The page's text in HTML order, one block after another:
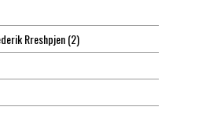
Rreshpjen(2)